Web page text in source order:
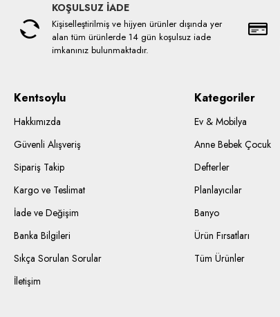
KOŞULSUZ İADE
Kişiselleştirilmiş ve hijyen ürünler dışında yer
alan tüm ürünlerde 14 gün koşulsuz iade
imkanınız bulunmaktadır.
Kentsoylu
Hakkımızda
Güvenli Alışveriş
Sipariş Takip
Kargo ve Teslimat
İade ve Değişim
Banka Bilgileri
Sıkça Sorulan Sorular
İletişim
Kategoriler
Ev & Mobilya
Anne Bebek Çocuk
Defterler
Planlayıcılar
Banyo
Ürün Fırsatları
Tüm Ürünler